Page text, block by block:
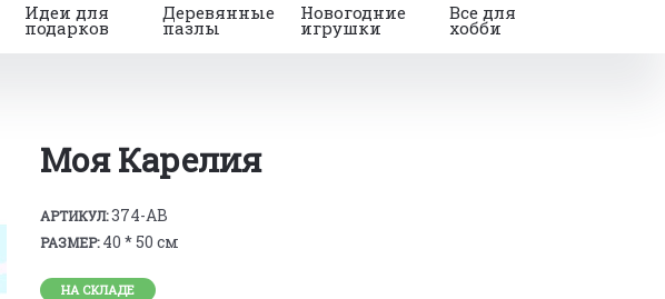
Идеи для
подарков
Деревянные
пазлы
Новогодние
игрушки
Все для
хобби
Моя Карелия
АРТИКУЛ:374-AB
РАЗМЕР:40 * 50 см
НА СКЛАДЕ